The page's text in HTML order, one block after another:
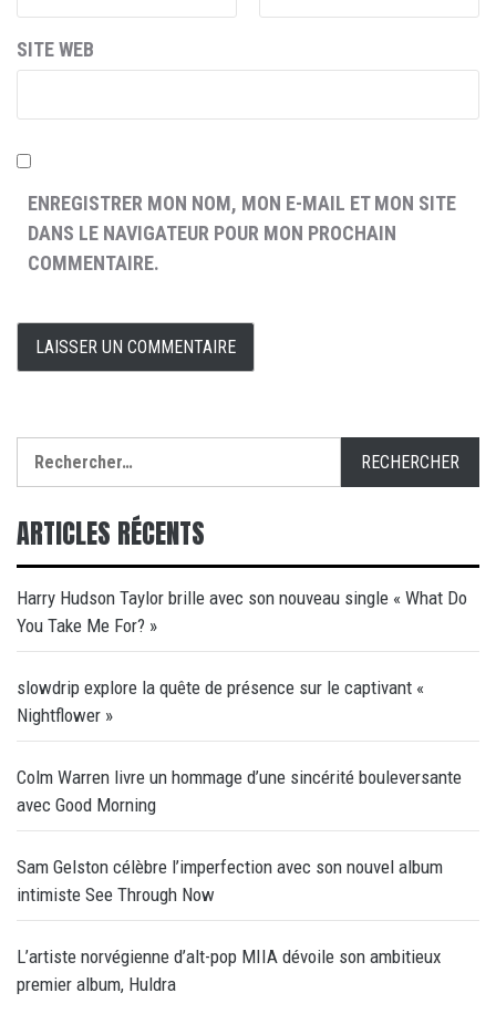
SITE WEB
ENREGISTRER MON NOM, MON E-MAIL ET MON SITE
DANS LE NAVIGATEUR POUR MON PROCHAIN
COMMENTAIRE.
ARTICLES RÉCENTS
Harry Hudson Taylor brille avec son nouveau single « What Do
You Take Me For? »
slowdrip explore la quête de présence sur le captivant «
Nightflower »
Colm Warren livre un hommage d’une sincérité bouleversante
avec Good Morning
Sam Gelston célèbre l’imperfection avec son nouvel album
intimiste See Through Now
L’artiste norvégienne d’alt-pop MIIA dévoile son ambitieux
premier album, Huldra